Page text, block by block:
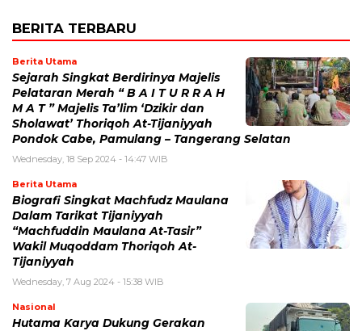
BERITA TERBARU
Berita Utama
Sejarah Singkat Berdirinya Majelis
Pelataran Merah “ B A I T U R R A H
M A T ” Majelis Ta’lim ‘Dzikir dan
Sholawat’ Thoriqoh At-Tijaniyyah
Pondok Cabe, Pamulang – Tangerang Selatan
Wednesday, 18 Sep 2024 - 14:47 WIB
Berita Utama
Biografi Singkat Machfudz Maulana
Dalam Tarikat Tijaniyyah
“Machfuddin Maulana At-Tasir”
Wakil Muqoddam Thoriqoh At-
Tijaniyyah
Wednesday, 7 Aug 2024 - 15:38 WIB
Nasional
Hutama Karya Dukung Gerakan